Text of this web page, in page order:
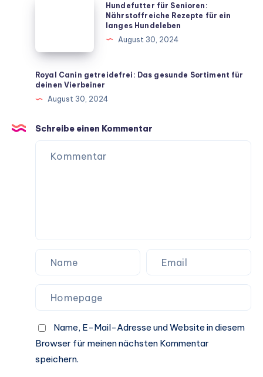
Rezepte
für
ein
langes
Hundefutter für Senioren:
Nährstoffreiche Rezepte für ein
langes Hundeleben
August 30, 2024
Royal Canin getreidefrei: Das gesunde Sortiment für
deinen Vierbeiner
August 30, 2024
Schreibe einen Kommentar
Name, E-Mail-Adresse und Website in diesem
Browser für meinen nächsten Kommentar
speichern.